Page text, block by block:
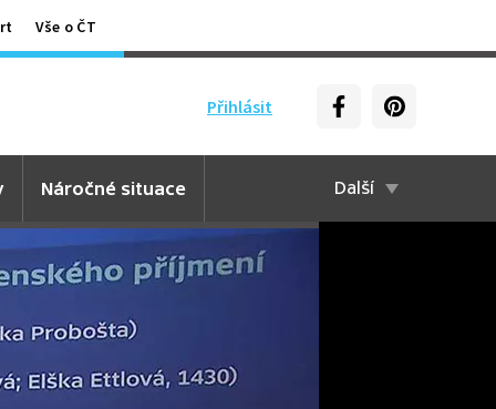
Vše o ČT
Přihlásit
Náročné situace Další